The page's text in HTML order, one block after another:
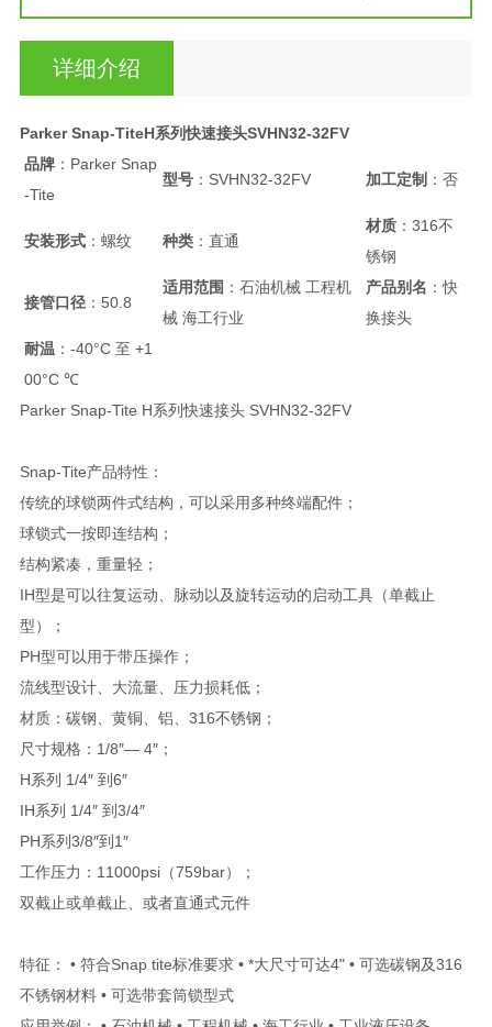
详细介绍
Parker Snap-TiteH系列快速接头SVHN32-32FV
品牌：Parker Snap
-Tite
型号：SVHN32-32FV 加工定制：否
安装形式：螺纹 种类：直通
材质：316不
锈钢
接管口径：50.8
适用范围 ：石油机械 工程机
械 海工行业
产品别名 ：快
换接头
耐温 ：-40°C 至 +1
00°C ℃
Parker Snap-Tite H系列快速接头 SVHN32-32FV
Snap-Tite产品特性：
传统的球锁两件式结构，可以采用多种终端配件；
球锁式一按即连结构；
结构紧凑，重量轻；
IH型是可以往复运动、脉动以及旋转运动的启动工具（单截止
型）；
PH型可以用于带压操作；
流线型设计、大流量、压力损耗低；
材质：碳钢、黄铜、铝、316不锈钢；
尺寸规格：1/8″— 4″；
H系列 1/4″ 到6″
IH系列 1/4″ 到3/4″
PH系列3/8″到1″
工作压力：11000psi（759bar）；
双截止或单截止、或者直通式元件
特征： • 符合Snap tite标准要求 • *大尺寸可达4" • 可选碳钢及316
不锈钢材料 • 可选带套筒锁型式